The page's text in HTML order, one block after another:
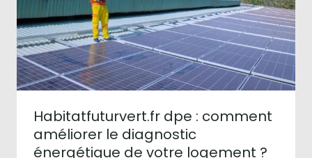
Habitatfuturvert.fr dpe : comment
améliorer le diagnostic
énergétique de votre logement ?